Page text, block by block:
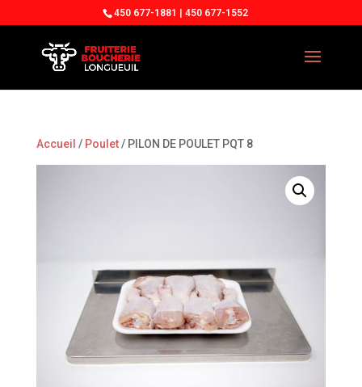
450 677-1881 | 450 677-1552
Accueil / Poulet/ PILON DE POULET PQT 8